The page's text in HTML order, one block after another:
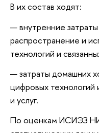
В их состав ходят:
внутренние
распространение и
технологий и
затраты домашних
цифровых технологий
и услуг.
По оценкам ИСИЭЗ